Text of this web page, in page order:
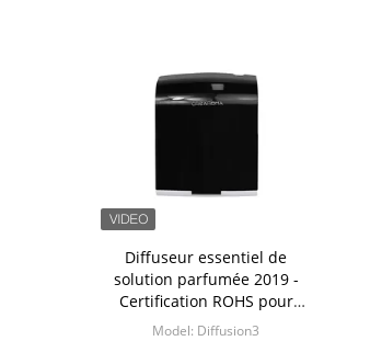
Diffuseur essentiel de
solution parfumée 2019 -
Certification ROHS pour
magasin de détail
Model: Diffusion3